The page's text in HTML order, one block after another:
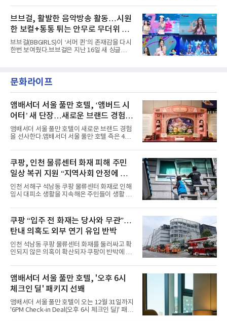
엣을 거침없이 결합했다. 멤버들은 각기 다른 개
성을 살린 스타일링을 선
벌 오디오·음원 스트리밍 플랫폼 스포티파이에
서 27일 자로 누적 재생 수 2억 회를 돌파했
다”고 밝혔다.곡이 발표된 지 약 10개월 만이다.
팀의 첫 번째 2억 스트리밍 곡은 동일 음반에 수
록된 ‘GO!’다. 이 노래는 공개 약 9개월 만인 지
난달 26일 자에 2억 고지를 밟았다. 이는 최근 5
년 내 데뷔한 보이그룹의 곡 중 최단기 2억 달성
했다. “내 티, 5 bucks 바지는, 만원” 등 멤버들
의 라이프 스타일
브브걸, 활발한 음악방송 활동…시원
한 보컬+통통 튀는 안무로 무더위 사
냥
브브걸(BBGIRLS)이 ‘서머 퀸’의 존재감을 다시
한번 보여줬다.브브걸은 지난 16일 새 싱글
MBC '쇼! 음악중심', SBS '인기가요' 등 주요 음
악방송 무대에 올라 화려한 퍼포먼스를 펼쳤다.
력을 앞세워 매 무대 색다른 볼거리를 선사했다.
특히 화사한 파스텔 톤의 비치웨어부터 청량한
마린룩, 햇살 아래 반짝이는 물결을 연상시키는
스커트, 강렬한 붉은 계열의 스타일링까지 각기
다른 매력을 선보였다. 브브걸은 다채로운 여름
패션을 완벽하게 소화하며 보
문화라이프
앰배서더 서울 풀만 호텔, ‘앰버드 시
어터’ 새 단장…새로운 브랜드 경험 선
사
앰배서더 서울 풀만 호텔이 새로운 브랜드 경험
을 선사한다.앰배서더 서울 풀만 호텔 측은 4일
이야기를 담은 인형 극장 콘셉트의 공간 ‘앰버드
시어터(Ambird Theater)’를 새롭게 선보인
다”고 밝혔다.앰배서더 서울 풀만 호텔은 로비
한편에 마련된 앰버드 존을 통해 앰버드의 세계
관을 소개해왔다. 앰버드 존은 앰버드가 우주여
행 중 수집한 다양한 굿즈를 전시한 '앰버드 플래
닛(Ambird Planet)과 계절별 플라워 연출로 사
라 극장을 모티브로 한 데코레이션으로 구성됐
다. 무대 공간 및 티켓 박스
쿠팡, 인천 물류센터 화재 피해 주민
일상 복귀 지원 “지역사회 안정에 총
력”
인천 서해구 석남동 쿠팡 물류센터 화재로 인해
임시 대피소 생활을 지속해온 주민들이 생활 터
필먼트서비스(CFS)가 지난 28일부터 화재 피해
주민을 대상으로 전문 출장 청소서비스 지원에
나섬으로써 본격적인 지역사회 복구 작업이 시
작된 것이다.대피소 주민 중심 청소 접수, 첫날
부터 2가구 지원 완료CFS는 신현초등학교, 신
현북초등학교, 신현여자중학교 등 인천 서해구
관내 임시 대피소 3곳에서 체류해온 화재 피해
민들의 호응 속에 CFS는 즉시 행동에 나섰다. 지
난 28일 오후 전문 청소업체와
쿠팡 “입주 전 화재는 당사와 무관”…
탄내 의혹도 외부 연기 유입 반박
인천 석남동 쿠팡 물류센터 화재를 둘러싸고 확
인되지 않은 의혹이 확산되자 쿠팡이 반박에 나
에 대해서는 외부 화재 연기 유입이라고 설명했
고, 2023년 같은 물류센터에서 발생한 화재에
대해서도 쿠팡 입주 전 공사 과정에서 벌어진 일
이라며 선을 그었다.쿠팡은 21일 인천 물류센터
내부에서 불이 타는 냄새가 났다는 의혹과 관련
해 “사실무근”이라는 입장을 밝혔다.회사 측은
“인근에서 지난 15일 다른 회사에서 발생한 대
앰배서더 서울 풀만 호텔, '오후 6시
체크인 딜' 패키지 선봬
앰배서더 서울 풀만 호텔이 오는 12월 31일까지
'6PM Check-in Deal(오후 6시 체크인 딜)' 패키